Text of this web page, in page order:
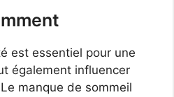
est essentiel pour une
également influencer
manque de sommeil